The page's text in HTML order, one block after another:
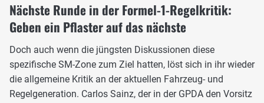
Nächste Runde in der Formel-1-Regelkritik:
Geben ein Pflaster auf das nächste
Doch auch wenn die jüngsten Diskussionen diese
spezifische SM-Zone zum Ziel hatten, löst sich in ihr wieder
die allgemeine Kritik an der aktuellen Fahrzeug- und
Regelgeneration. Carlos Sainz, der in der GPDA den Vorsitz